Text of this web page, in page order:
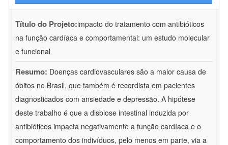
Título do Projeto:impacto do tratamento com antibióticos
na função cardíaca e comportamental: um estudo molecular
e funcional
Resumo: Doenças cardiovasculares são a maior causa de
óbitos no Brasil, que também é recordista em pacientes
diagnosticados com ansiedade e depressão. A hipótese
deste trabalho é que a disbiose intestinal induzida por
antibióticos impacta negativamente a função cardíaca e o
comportamento dos indivíduos, pelo menos em parte, via a